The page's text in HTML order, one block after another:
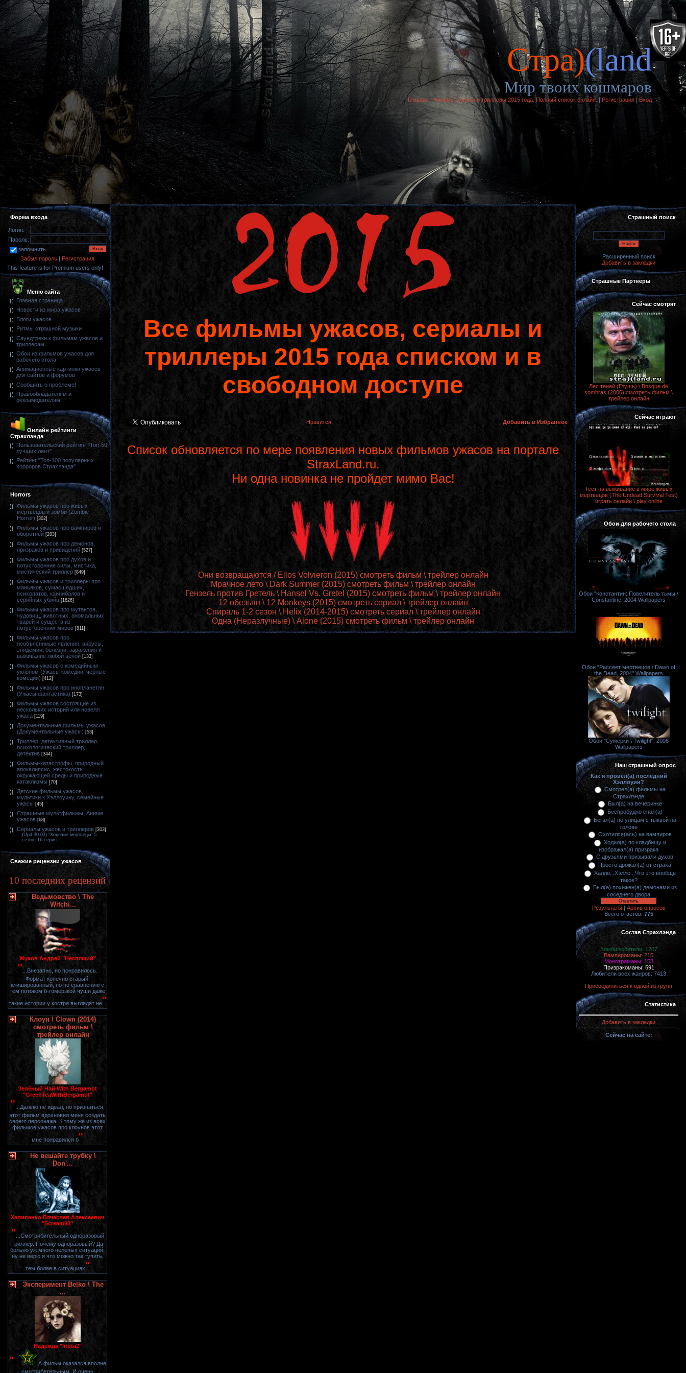
Cтра)(land
Мир твоих кошмаров
Главная| Фильмы ужасов и триллеры 2015 года. Полный список онлайн.|Регистрация| Вход
Форма входа
Логин:
Пароль:
запомнить
Забыл пароль | Регистрация
This feature is for Premium users only!
Меню сайта
Главная страница
Новости из мира ужасов
Блоги ужасов
Ритмы страшной музыки
Саундтреки к фильмам ужасов и
триллерам
Обои из фильмов ужасов для
рабочего стола
Анимационные картинки ужасов
для сайтов и форумов
Сообщить о проблеме!
Правообладателям и
рекламодателям
Онлайн рейтинги
Страхлэнда
Пользовательский рейтинг "Топ-50
лучших лент"
Рейтинг "Топ-100 популярных
хорроров Страхлэнда"
Horrors
Фильмы ужасов про живых
мертвецов и зомби (Zombie
Horror) [302]
Фильмы ужасов про вампиров и
оборотней [283]
Фильмы ужасов про демонов,
призраков и привидений [527]
Фильмы ужасов про духов и
потусторонние силы, мистика,
мистический триллер [849]
Фильмы ужасов и триллеры про
маньяков, сумасшедших,
психопатов, каннибалов и
серийных убийц [1626]
Фильмы ужасов про мутантов,
чудовищ, животных, аномальных
тварей и существ из
потусторонних миров [811]
Фильмы ужасов про
необъяснимые явления, вирусы,
эпидемии, болезни, заражения и
выживание любой ценой [133]
Фильмы ужасов с комедийным
уклоном (Ужасы комедии, черные
комедии) [412]
Фильмы ужасов про инопланетян
(Ужасы фантастика) [173]
Фильмы ужасов состоящие из
нескольких историй или новелл
ужаса [119]
Документальные фильмы ужасов
(Документальные ужасы) [53]
Триллер, детективный триллер,
психологический триллер,
детектив [344]
Фильмы-катастрофы, природный
апокалипсис, жестокость
окружающей среды и природные
катаклизмы [70]
Детские фильмы ужасов,
мультики к Хэллоуину, семейные
ужасы [45]
Страшные мультфильмы, Аниме
ужасов [68]
Сериалы ужасов и триллеров [303]
(Upd 30.03) "Ходячие мертвецы" 5
сезон, 16 серия
Свежие рецензии ужасов
10 последних рецензий
Ведьмовство \ The
Witchi...
Жуков Андрей "Неспящий"
" ...Внезапно, но понравилось.
Формат конечно старый,
клишированный, но по сравнению с
тем потоком б-гомерзкой чуши даже
такие истории у костра выглядят не"
Клоун \ Clown (2014)
смотреть фильм \
трейлер онлайн
Зелёный Чай With Bergamot
"GreenTeaWithBergamot"
" ...Далеко не идеал, но признаться,
этот фильм вдохновил меня создать
своего персонажа. К тому же из всех
фильмов ужасов про клоунов этот
мне понравился б"
Не вешайте трубку \
Don'...
Халипенко Вячеслав Алексеевич
"Scream93"
" ...Смотрибительный одноразовый
триллер. Почему одноразовый? Да
больно уж много нелепых ситуаций,
ну не верю я что можно так тупить,
тем более в ситуациях"
Эксперимент Belko \ The
...
Надежда "litota2"
"
А фильм оказался вполне
смотрибетельным. И очень
Все фильмы ужасов, сериалы и
триллеры 2015 года списком и в
свободном доступе
Нравится Добавить в Избранное
Список обновляется по мере появления новых фильмов ужасов на портале
StraxLand.ru.
Ни одна новинка не пройдет мимо Вас!
Они возвращаются / Ellos Volvieron (2015) смотреть фильм \ трейлер онлайн
Мрачное лето \ Dark Summer (2015) смотреть фильм \ трейлер онлайн
Гензель против Гретель \ Hansel Vs. Gretel (2015) смотреть фильм \ трейлер онлайн
12 обезьян \ 12 Monkeys (2015) смотреть сериал \ трейлер онлайн
Спираль 1-2 сезон \ Helix (2014-2015) смотреть сериал \ трейлер онлайн
Одна (Неразлучные) \ Alone (2015) смотреть фильм \ трейлер онлайн
Страшный поиск
Расширенный поиск
Добавить в закладки
Страшные Партнеры
Сейчас смотрят
Лес теней (Глушь) \ Bosque de
sombras (2006) смотреть фильм \
трейлер онлайн
Сейчас играют
Тест на выживание в мире живых
мертвецов (The Undead Survival Test)
играть онлайн \ play online
Обои для рабочего стола
Обои "Константин: Повелитель тьмы \
Constantine, 2004 Wallpapers
Обои "Рассвет мертвецов \ Dawn of
the Dead, 2004" Wallpapers
Обои "Сумерки \ Twilight", 2008
Wallpapers
Наш страшный опрос
Как я провел(а) последний
Хэллоуин?
Смотрел(а) фильмы на
Страхлэнде
Был(а) на вечеринке
Беспробудно спал(а)
Бегал(а) по улицам с тыквой на
голове
Охотился(ась) на вампиров
Ходил(а) по кладбищу и
изображал(а) призрака
С друзьями призывали духов
Просто дрожал(а) от страха
Халло...Хэлло...Что это вообще
такое?
Был(а) похижен(а) демонами из
соседнего двора
Результаты| Архив опросов
Всего ответов: 775
Состав Страхлэнда
Зомбилюбители: 1207
Вампироманы: 215
Монстроманы: 153
Призракоманы: 591
Любители всех жанров: 7413
----------------
Присоединиться к одной из групп
Статистика
Добавить в закладки
Сейчас на сайте: